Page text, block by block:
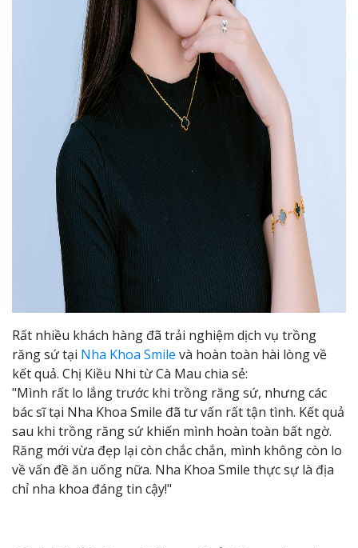
Rất nhiều khách hàng đã trải nghiệm dịch vụ trồng
răng sứ tại Nha Khoa Smile và hoàn toàn hài lòng về
kết quả. Chị Kiều Nhi từ Cà Mau chia sẻ:
"Mình rất lo lắng trước khi trồng răng sứ, nhưng các
bác sĩ tại Nha Khoa Smile đã tư vấn rất tận tình. Kết quả
sau khi trồng răng sứ khiến mình hoàn toàn bất ngờ.
Răng mới vừa đẹp lại còn chắc chắn, mình không còn lo
về vấn đề ăn uống nữa. Nha Khoa Smile thực sự là địa
chỉ nha khoa đáng tin cậy!"